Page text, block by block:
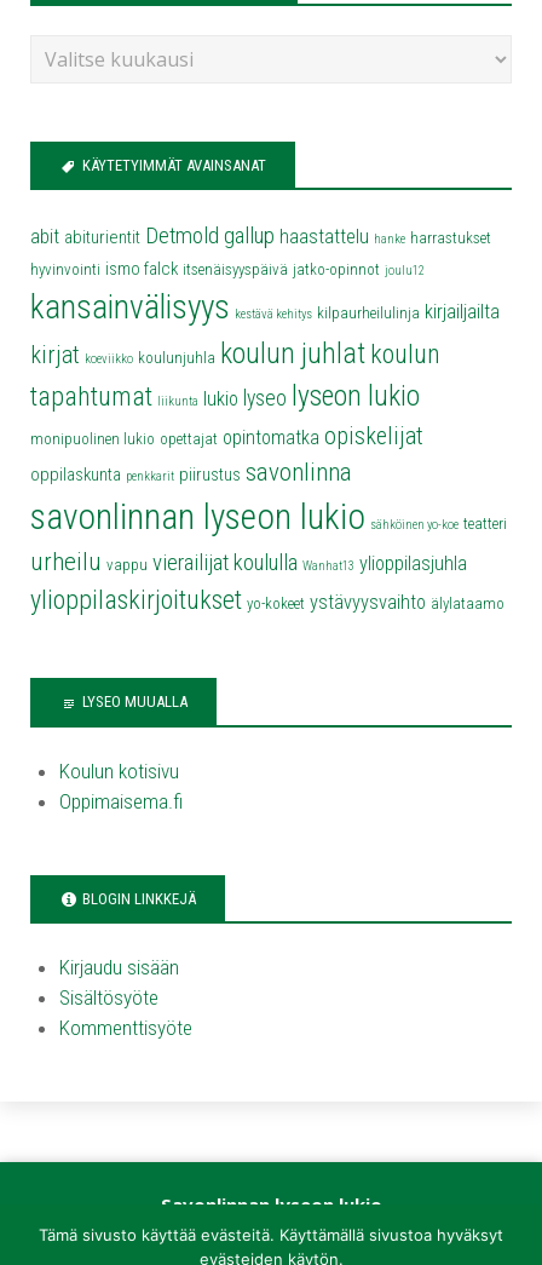
KÄYTETYIMMÄT AVAINSANAT
abit abiturientit Detmold gallup haastattelu hanke harrastukset
hyvinvointi ismo falck itsenäisyyspäivä jatko-opinnot joulu12
kansainvälisyys kestävä kehitys kilpaurheilulinja kirjailjailta
kirjat koeviikko koulunjuhla koulun juhlat koulun
tapahtumat liikunta lukio lyseo lyseon lukio
monipuolinen lukio opettajat opintomatka opiskelijat
oppilaskunta penkkarit piirustus savonlinna
savonlinnan lyseon lukio sähköinen yo-koe teatteri
urheilu vappu vierailijat koululla Wanhat13 ylioppilasjuhla
ylioppilaskirjoitukset yo-kokeet ystävyysvaihto älylataamo
LYSEO MUUALLA
Koulun kotisivu
Oppimaisema.fi
BLOGIN LINKKEJÄ
Kirjaudu sisään
Sisältösyöte
Kommenttisyöte
Savonlinnan lyseon lukio
Kirkkokatu 1
57100 Savonlinna
Tämä sivusto käyttää evästeitä. Käyttämällä sivustoa hyväksyt
evästeiden käytön.